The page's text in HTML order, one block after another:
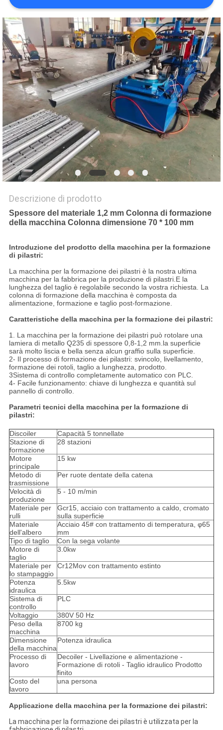
RICHIEDA
UNA
CITAZIONE
MAPPA
DEL
SITO
PRIVACY
POLICY
Descrizione di prodotto
Spessore del materiale 1,2 mm Colonna di formazione
della macchina Colonna dimensione 70 * 100 mm
Introduzione del prodotto della macchina per la formazione
di pilastri:
La macchina per la formazione dei pilastri è la nostra ultima
macchina per la fabbrica per la produzione di pilastri.E la
lunghezza del taglio è regolabile secondo la vostra richiesta. La
colonna di formazione della macchina è composta da
alimentazione, formazione e taglio post-formazione.
Caratteristiche della macchina per la formazione dei pilastri:
1. La macchina per la formazione dei pilastri può rotolare una
lamiera di metallo Q235 di spessore 0,8-1,2 mm.la superficie
sarà molto liscia e bella senza alcun graffio sulla superficie.
2- Il processo di formazione dei pilastri: svincolo, livellamento,
formazione dei rotoli, taglio a lunghezza, prodotto.
3Sistema di controllo completamente automatico con PLC.
4- Facile funzionamento: chiave di lunghezza e quantità sul
pannello di controllo.
Parametri tecnici della macchina per la formazione di
pilastri:
Discoiler
Capacità 5 tonnellate
Stazione di
formazione
28 stazioni
Motore
principale
15 kw
Metodo di
trasmissione
Per ruote dentate della catena
Velocità di
produzione
5 - 10 m/min
Materiale per
rulli
Gcr15, acciaio con trattamento a caldo, cromato
sulla superficie
Materiale
dell'albero
Acciaio 45# con trattamento di temperatura, φ65
mm
Tipo di taglio
Con la sega volante
Motore di
taglio
3.0kw
Materiale per
lo stampaggio
Cr12Mov con trattamento estinto
Potenza
idraulica
5.5kw
Sistema di
controllo
PLC
Voltaggio
380V 50 Hz
Peso della
macchina
8700 kg
Dimensione
della macchina
Potenza idraulica
Processo di
lavoro
Decoiler - Livellazione e alimentazione -
Formazione di rotoli - Taglio idraulico Prodotto
finito
Costo del
lavoro
una persona
Applicazione della macchina per la formazione dei pilastri:
La macchina per la formazione dei pilastri è utilizzata per la